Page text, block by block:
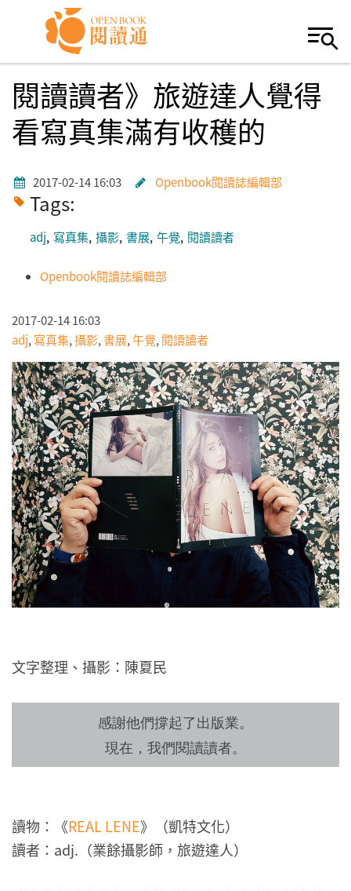
Skip to navigation
移至主內容
閱讀讀者》旅遊達人覺得
看寫真集滿有收穫的
2017-02-14 16:03 Openbook閱讀誌編輯部
Tags:
adj 寫真集 攝影 書展 午覺 閱讀讀者
Openbook閱讀誌編輯部
2017-02-14 16:03
adj, 寫真集,攝影,書展,午覺, 閱讀讀者
文字整理、攝影：陳夏民
感謝他們撐起了出版業。
現在，我們閱讀讀者。
讀物：《REAL LENE》（凱特文化）
讀者：adj.（業餘攝影師，旅遊達人）